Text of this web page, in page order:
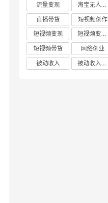
流量变现
淘宝无人直播
直播带货
短视频创作
短视频变现
短视频变现技巧
短视频带货
网络创业
被动收入
被动收入项目